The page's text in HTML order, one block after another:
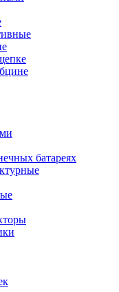
батареях